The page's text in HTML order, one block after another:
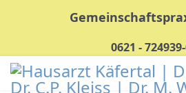
0621 -